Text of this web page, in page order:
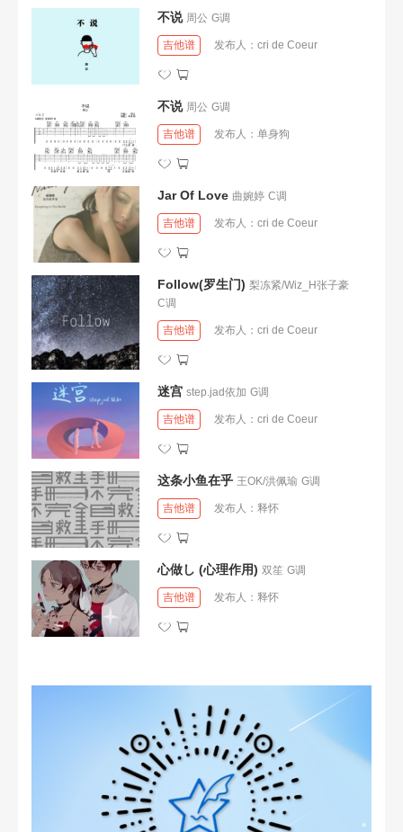
不说 周公 G调
吉他谱 发布人： cri de Coeur
不说 周公 G调
吉他谱 发布人： 单身狗
Jar Of Love 曲婉婷 C调
吉他谱 发布人： cri de Coeur
Follow(罗生门) 梨冻紧/Wiz_H张子豪
C调
吉他谱 发布人： cri de Coeur
迷宫 step.jad依加 G调
吉他谱 发布人： cri de Coeur
这条小鱼在乎 王OK/洪佩瑜 G调
吉他谱 发布人： 释怀
心做し (心理作用) 双笙 G调
吉他谱 发布人： 释怀